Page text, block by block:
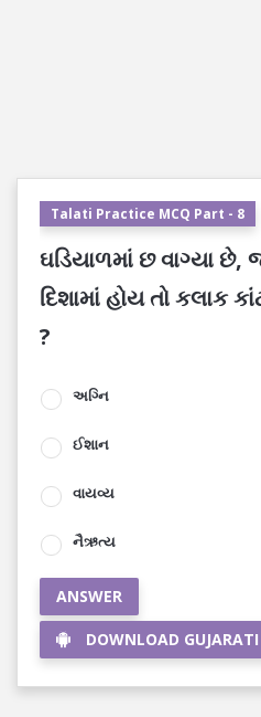
Talati Practice MCQ Part - 8
ઘડિયાળમાં છ વાગ્યા છે,
દિશામાં હોય તો કલાક
?
અગ્નિ
ઈશાન
વાયવ્ય
નૈઋત્ય
ANSWER
DOWNLOAD